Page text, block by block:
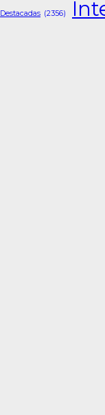
Destacadas (2356)